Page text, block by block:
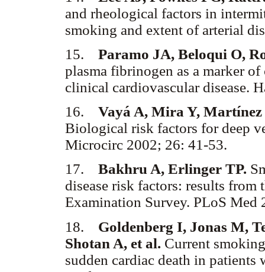
and rheological factors in
smoking and extent of arterial
15. Paramo JA, Beloqui O,
plasma fibrinogen as a marker
clinical cardiovascular disease.
16. Vayá A, Mira Y, Martínez
Biological risk factors for deep
Microcirc 2002; 26: 41-53.
17. Bakhru A, Erlinger TP.
disease risk factors: results
Examination Survey. PLoS Med
18. Goldenberg I, Jonas M,
Shotan A, et al. Current
sudden cardiac death in